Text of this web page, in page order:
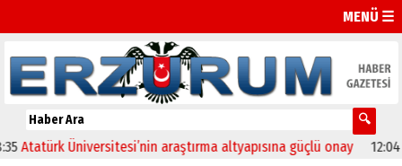
MENÜ ☰
Üniversitesi’nin araştırma altyapısına güçlü onay 12:04